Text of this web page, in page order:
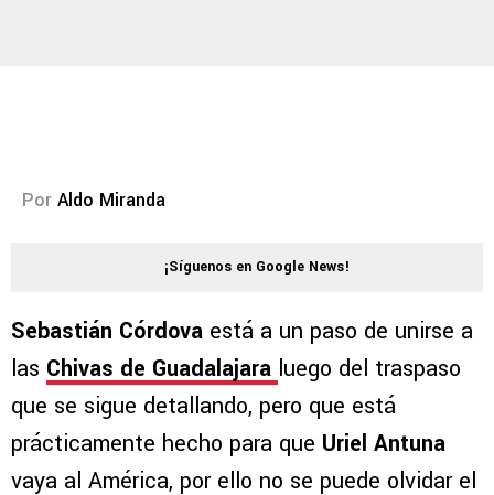
Por Aldo Miranda
¡Síguenos en Google News!
Sebastián Córdova está a un paso de unirse a
las Chivas de Guadalajara luego del traspaso
que se sigue detallando, pero que está
prácticamente hecho para que Uriel Antuna
vaya al América, por ello no se puede olvidar el